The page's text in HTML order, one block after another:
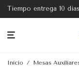
Inicio / Mesas